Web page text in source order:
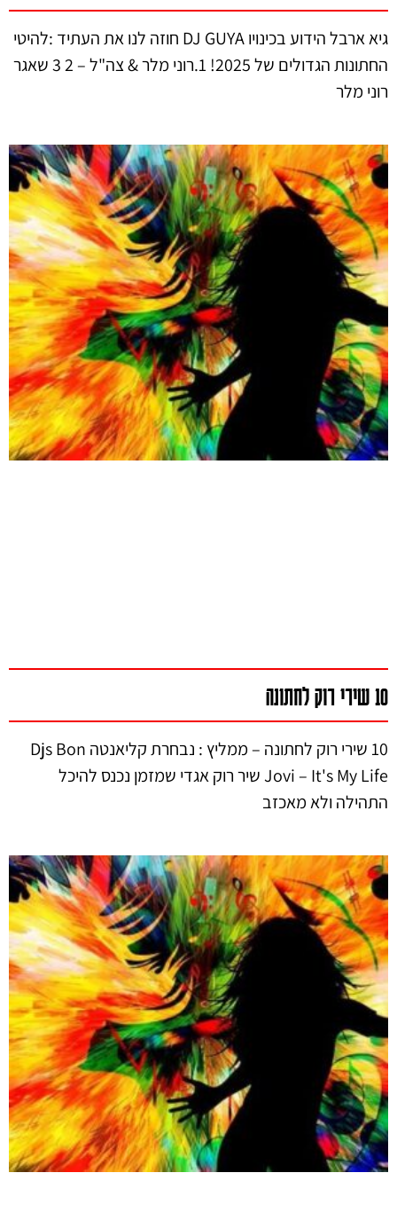
גיא ארבל הידוע בכינויו DJ GUYA חוזה לנו את העתיד :להיטי
החתונות הגדולים של 2025! 1.רוני מלר & צה"ל – 2 3 שאגר
רוני מלר
10 שירי רוק לחתונה
10 שירי רוק לחתונה – ממליץ : נבחרת קליאנטה Djs Bon
Jovi – It's My Life שיר רוק אגדי שמזמן נכנס להיכל
התהילה ולא מאכזב